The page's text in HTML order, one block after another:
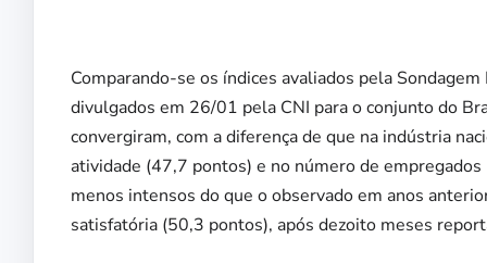
Comparando-se os índices avaliados pela
divulgados em 26/01 pela CNI para o conjunto do
convergiram, com a diferença de que na indústria
atividade (47,7 pontos) e no número de
menos intensos do que o observado em anos
satisfatória (50,3 pontos), após dezoito meses